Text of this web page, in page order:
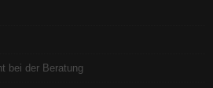
bei der Beratung